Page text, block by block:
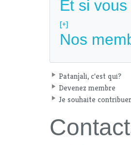
Et si
[+]
Nos
Patanjali, c'est qui?
Devenez membre
Je souhaite